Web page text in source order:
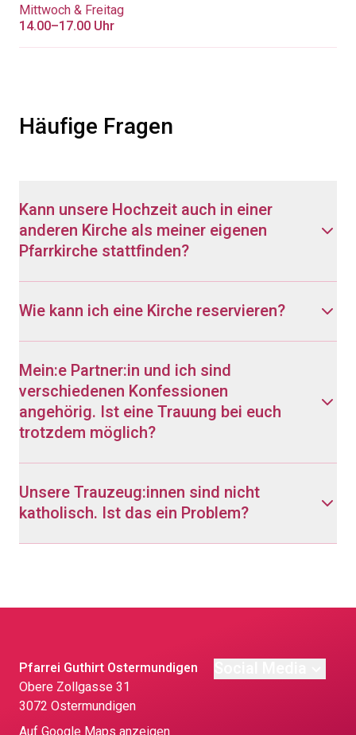
Mittwoch & Freitag
14.00–17.00 Uhr
Häufige Fragen
Kann unsere Hochzeit auch in einer
anderen Kirche als meiner eigenen
Pfarrkirche stattfinden?
Wie kann ich eine Kirche reservieren?
Mein:e Partner:in und ich sind
verschiedenen Konfessionen
angehörig. Ist eine Trauung bei euch
trotzdem möglich?
Unsere Trauzeug:innen sind nicht
katholisch. Ist das ein Problem?
Pfarrei Guthirt Ostermundigen
Obere Zollgasse 31
3072 Ostermundigen